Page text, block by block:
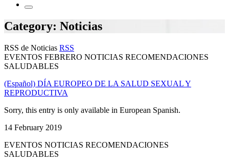
Category: Noticias
RSS de Noticias RSS
EVENTOS FEBRERO NOTICIAS RECOMENDACIONES
SALUDABLES
(Español) DÍA EUROPEO DE LA SALUD SEXUAL Y
REPRODUCTIVA
Sorry, this entry is only available in European Spanish.
14 February 2019
EVENTOS NOTICIAS RECOMENDACIONES
SALUDABLES